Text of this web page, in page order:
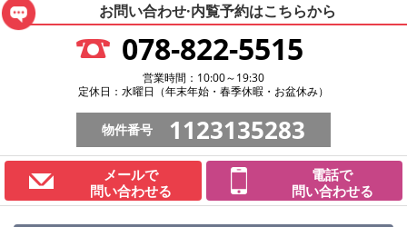
お問い合わせ·内覧予約はこちらから
078-822-5515
営業時間：10:00～19:30
定休日：水曜日（年末年始・春季休暇・お盆休み）
物件番号 1123135283
メールで
問い合わせる
電話で
問い合わせる